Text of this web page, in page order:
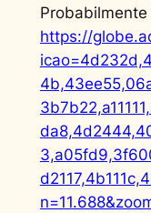
https://